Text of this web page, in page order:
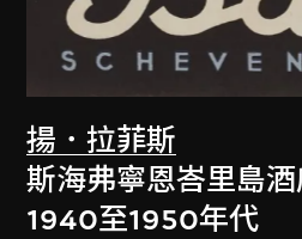
揚．拉菲斯
斯海弗寧恩峇里島
1940至1950年代